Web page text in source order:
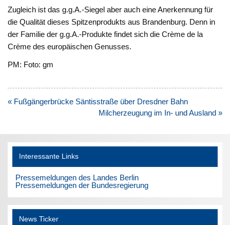
Zugleich ist das g.g.A.-Siegel aber auch eine Anerkennung für
die Qualität dieses Spitzenprodukts aus Brandenburg. Denn in
der Familie der g.g.A.-Produkte findet sich die Crème de la
Crème des europäischen Genusses.
PM: Foto: gm
Beitragsnavigation
« Fußgängerbrücke Säntisstraße über Dresdner Bahn
Milcherzeugung im In- und Ausland »
Interessante Links
Pressemeldungen des Landes Berlin
Pressemeldungen der Bundesregierung
News Ticker